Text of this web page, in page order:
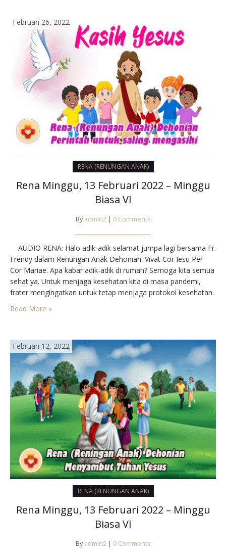
Februari 26, 2022
RENA (RENUNGAN ANAK)
Rena Minggu, 13 Februari 2022 – Minggu
Biasa VI
By admin2 | 0 Comments
AUDIO RENA: Halo adik-adik selamat jumpa lagi bersama Fr.
Frendy dalam Renungan Anak Dehonian. Vivat Cor Iesu Per
Cor Mariae. Apa kabar adik-adik di rumah? Semoga kita semua
sehat ya. Untuk menjaga kesehatan kita di masa pandemi,
frater mengingatkan untuk tetap menjaga protokol kesehatan.
Jangan lupa selalu pakai masker ketika berpergian dan keteka
Read More »
Februari 12, 2022
RENA (RENUNGAN ANAK)
Rena Minggu, 13 Februari 2022 – Minggu
Biasa VI
By admin2 | 0 Comments